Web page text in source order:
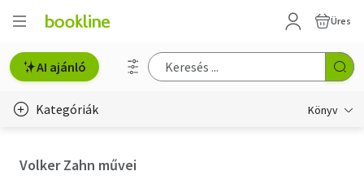
Üres
AI ajánló
Kategóriák Könyv
Volker Zahn művei